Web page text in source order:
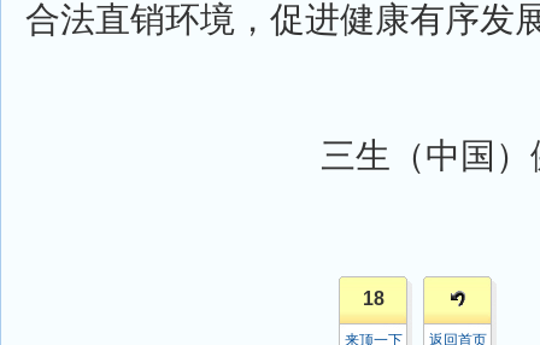
合法直销环境，促进健康有序发
三生（中国
18
来顶一下 返回首页